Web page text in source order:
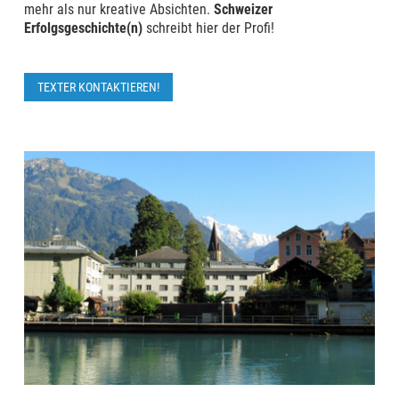
mehr als nur kreative Absichten. Schweizer
Erfolgsgeschichte(n) schreibt hier der Profi!
TEXTER KONTAKTIEREN!